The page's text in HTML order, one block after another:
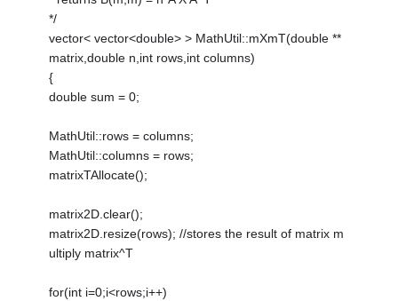
*/
vector< vector<double> > MathUtil::mXmT(double **
matrix,double n,int rows,int columns)
{
double sum = 0;
MathUtil::rows = columns;
MathUtil::columns = rows;
matrixTAllocate();
matrix2D.clear();
matrix2D.resize(rows); //stores the result of matrix m
ultiply matrix^T
for(int i=0;i<rows;i++)